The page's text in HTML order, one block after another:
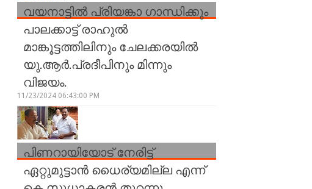
വയനാട്ടിൽ പ്രിയങ്കാ ഗാന്ധിക്കും
പാലക്കാട്ട് രാഹുൽ
മാങ്കൂട്ടത്തിലിനും ചേലക്കരയിൽ
യു.ആർ.പ്രദീപിനും മിന്നും
വിജയം.
11/23/2024 06:43:00 PM
പിണറായിയോട് നേരിട്ട്
ഏറ്റുമുട്ടാന്‍ ധൈര്യമില്ല എന്ന്